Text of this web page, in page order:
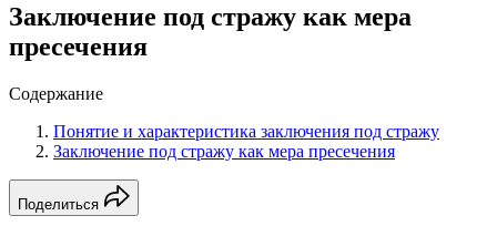
Заключение под стражу как мера
пресечения
Содержание
Понятие и характеристика заключения под стражу
Заключение под стражу как мера пресечения
Поделиться